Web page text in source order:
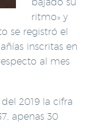
ritmo» y
se registró el
inscritas en
al mes
2019 la cifra
apenas 30